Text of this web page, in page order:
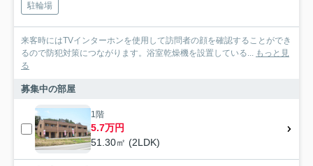
駐輪場
来客時にはTVインターホンを使用して訪問者の顔を確認することができ
るので防犯対策につながります。浴室乾燥機を設置している... もっと見
る
募集中の部屋
1階
5.7万円
51.30㎡ (2LDK)